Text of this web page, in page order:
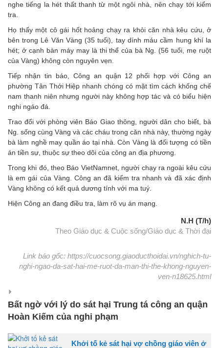
nghe tiếng la hét thất thanh từ một ngôi nhà, nên chạy tới kiểm
tra.
Họ thấy một cô gái hốt hoảng chạy ra khỏi căn nhà kêu cứu, ở
bên trong Lê Văn Vàng (35 tuổi), tay dính máu cầm hung khí la
hét; ở cạnh bàn máy may là thi thể của bà Ng. (56 tuổi, mẹ ruột
của Vàng) không còn nguyên vẹn.
Tiếp nhận tin báo, Công an quận 12 phối hợp với Công an
phường Tân Thới Hiệp nhanh chóng có mặt tìm cách khống chế
nam thanh niên nhưng người này không hợp tác và có biểu hiện
nghi ngáo đá.
Trao đổi với phòng viên Báo Giao thông, người dân cho biết, bà
Ng. sống cùng Vàng và các cháu trong căn nhà này, thường ngày
bà làm nghề may quần áo tại nhà. Còn Vàng là đối tượng có tiền
án tiền sự, thuộc sự theo dõi của công an địa phương.
Trong khi đó, theo Báo VietNamnet, người chạy ra ngoài kêu cứu
là em gái của Vàng. Công an đã kiểm tra nhanh và đã xác định
Vàng không có kết quả dương tính với ma tuý.
Hiện Công an đang điều tra, làm rõ vụ án mạng.
N.H (T/h)
Theo Giáo dục & Cuộc sống/Giáo dục & Thời đại
Link báo gốc: https://cuocsong.giaoducthoidai.vn/nghich-tu-
nghi-ngao-da-sat-hai-me-ruot-da-man-thi-the-khong-nguyen-
ven-n18625.html
Bất ngờ với lý do sát hại Trung tá công an quận
Hoàn Kiếm của nghi phạm
Khởi tố kẻ sát hại vợ chồng giáo viên ở